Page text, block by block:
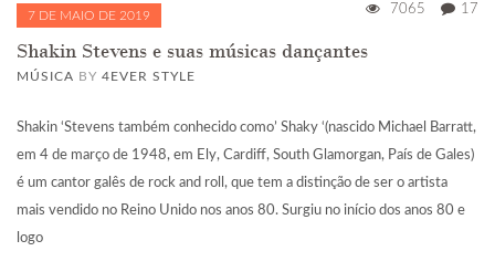
7 DE MAIO DE 2019 7065 17
Shakin Stevens e suas músicas dançantes
MÚSICA BY 4EVER STYLE
Shakin ‘Stevens também conhecido como’ Shaky ‘(nascido Michael Barratt,
em 4 de março de 1948, em Ely, Cardiff, South Glamorgan, País de Gales)
é um cantor galês de rock and roll, que tem a distinção de ser o artista
mais vendido no Reino Unido nos anos 80. Surgiu no início dos anos 80 e
logo